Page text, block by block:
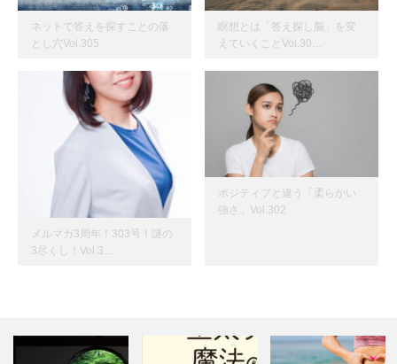
ネットで答えを探すことの落
とし穴Vol.305
瞑想とは「答え探し脳」を変
えていくことVol.30…
メルマガ3周年！303号！謎の
3尽くし！Vol.3…
ポジティブと違う「柔らかい
強さ」Vol.302